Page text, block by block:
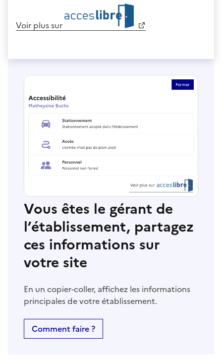
Voir plus sur
Vous êtes le gérant de
l’établissement, partagez
ces informations sur
votre site
En un copier-coller, affichez les informations
principales de votre établissement.
Comment faire ?